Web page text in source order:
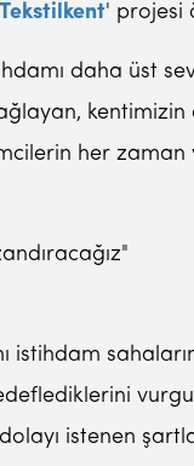
Tekstilkent' projesi
daha üst
kentimizin
her zaman
istihdam
dolayı istenen